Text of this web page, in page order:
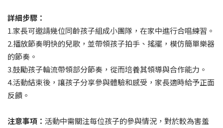
詳細步驟：
1.家長可邀請幾位同齡孩子組成小團隊，在家中進行合唱練習。
2.播放節奏明快的兒歌，並帶領孩子拍手、搖擺，模仿簡單樂器
的節奏。
3.鼓勵孩子輪流帶領部分節奏，從而培養其領導與合作能力。
4.活動結束後，讓孩子分享參與體驗和感受，家長適時給予正面
反饋。
注意事項： 活動中需關注每位孩子的參與情況，對於較為害羞